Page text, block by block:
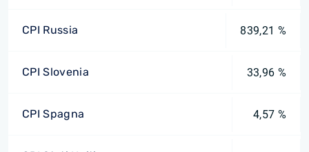
CPI Russia 839,21 %
CPI Slovenia 33,96 %
CPI Spagna 4,57 %